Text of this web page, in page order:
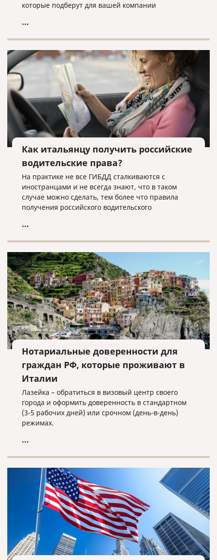
которые подберут для вашей компании
...
Как итальянцу получить российские
водительские права?
На практике не все ГИБДД сталкиваются с
иностранцами и не всегда знают, что в таком
случае можно сделать, тем более что правила
получения российского водительского
разных стран.
...
Нотариальные доверенности для
граждан РФ, которые проживают в
Италии
Лазейка – обратиться в визовый центр своего
города и оформить доверенность в стандартном
(3-5 рабочих дней) или срочном (день-в-день)
режимах.
...